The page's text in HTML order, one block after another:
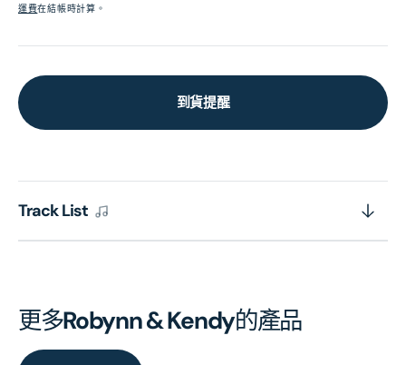
價
運費在結帳時計算。
到貨提醒
Track List
更多Robynn & Kendy的產品